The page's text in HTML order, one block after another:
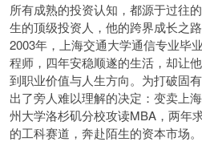
所有成熟的投资认知，都源于过往
生的顶级投资人，他的跨界成长之
2003年，上海交通大学通信专业毕
程师，四年安稳顺遂的生活，却让
到职业价值与人生方向。为打破固
出了旁人难以理解的决定：变卖上
州大学洛杉矶分校攻读MBA，两年
的工科赛道，奔赴陌生的资本市场。